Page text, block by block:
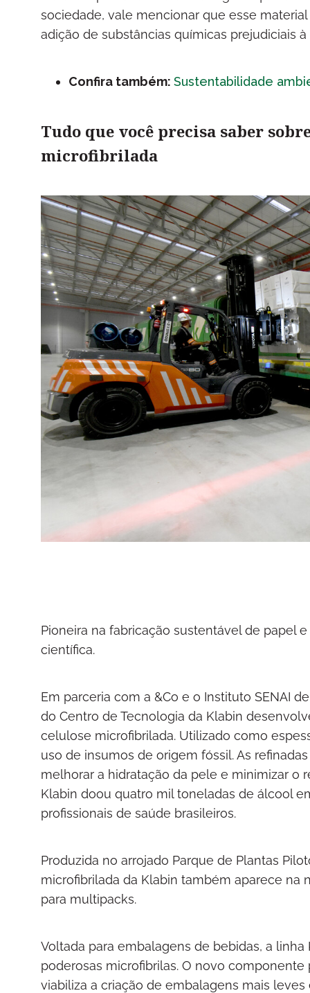
sociedade, vale mencionar que esse
adição de substâncias químicas prejudiciais
Confira também: Sustentabilidade
Tudo que você precisa saber
microfibrilada
Pioneira na fabricação sustentável de papel
científica.
Em parceria com a &Co e o Instituto SENAI
do Centro de Tecnologia da Klabin
celulose microfibrilada. Utilizado como
uso de insumos de origem fóssil. As
melhorar a hidratação da pele e minimizar o
Klabin doou quatro mil toneladas de álcool
profissionais de saúde brasileiros.
Produzida no arrojado Parque de Plantas
microfibrilada da Klabin também aparece na
para multipacks.
Voltada para embalagens de bebidas, a
poderosas microfibrilas. O novo
viabiliza a criação de embalagens mais